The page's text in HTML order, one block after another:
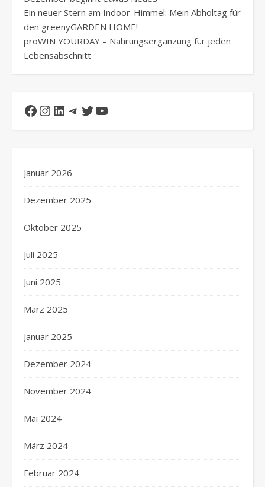
Ein neuer Stern am Indoor-Himmel: Mein Abholtag für
den greenyGARDEN HOME!
proWIN YOURDAY – Nahrungsergänzung für jeden
Lebensabschnitt
Facebook
Instagram
LinkedIn
Telegram
Twitter
YouTube
Januar 2026
Dezember 2025
Oktober 2025
Juli 2025
Juni 2025
März 2025
Januar 2025
Dezember 2024
November 2024
Mai 2024
März 2024
Februar 2024